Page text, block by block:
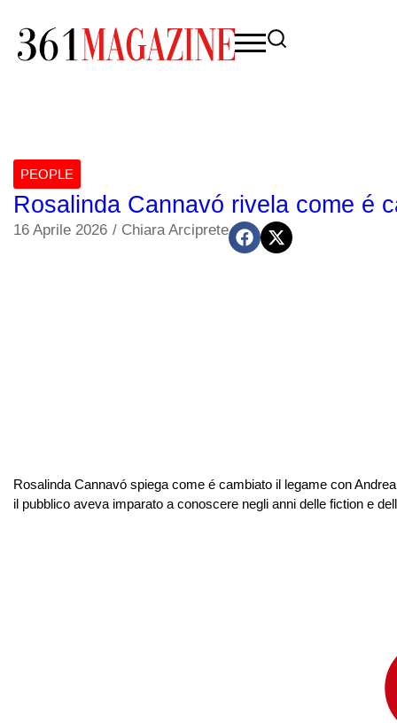
PEOPLE
Rosalinda Cannavó rivela come é
16 Aprile 2026 / Chiara Arciprete
Rosalinda Cannavó spiega come é cambiato il legame con
il pubblico aveva imparato a conoscere negli anni delle fiction e